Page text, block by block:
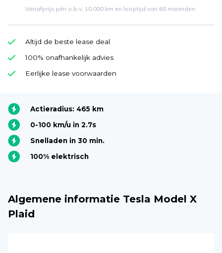
Vanafprijs p/m o.b.v. 10.000 km en looptijd van 60 maanden.
Altijd de beste lease deal
100% onafhankelijk advies
Eerlijke lease voorwaarden
Actieradius: 465 km
0-100 km/u in 2.7s
Snelladen in 30 min.
100% elektrisch
Algemene informatie Tesla Model X
Plaid